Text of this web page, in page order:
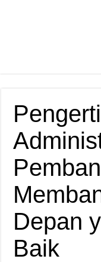
Depan
Baik